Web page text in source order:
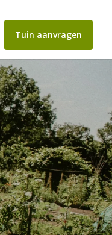
Tuin aanvragen